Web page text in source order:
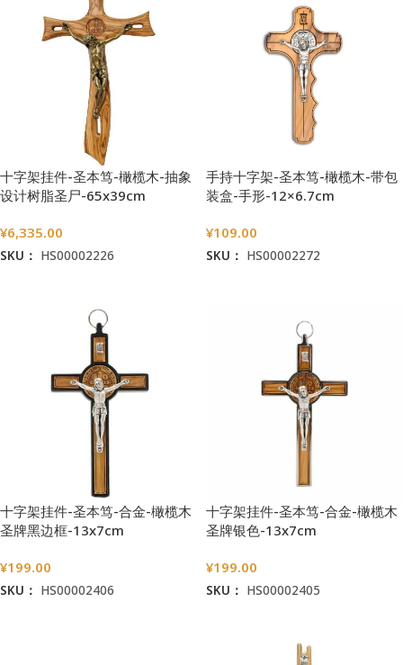
十字架挂件-圣本笃-橄榄木-抽象
设计树脂圣尸-65x39cm
¥6,335.00
SKU： HS00002226
手持十字架-圣本笃-橄榄木-带包
装盒-手形-12×6.7cm
¥109.00
SKU： HS00002272
十字架挂件-圣本笃-合金-橄榄木
圣牌黑边框-13x7cm
¥199.00
SKU： HS00002406
十字架挂件-圣本笃-合金-橄榄木
圣牌银色-13x7cm
¥199.00
SKU： HS00002405